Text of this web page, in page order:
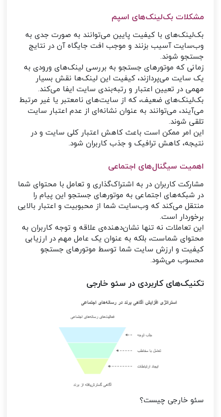
مشکلات بک‌لینک‌های اسپم
بک‌لینک‌های با کیفیت پایین می‌توانند به صورت جدی به
وب‌سایت آسیب بزنند و موجب افت جایگاه آن در نتایج
جستجو شوند.
زمانی که موتورهای جستجو به بررسی لینک‌های ورودی به
یک سایت می‌پردازند، کیفیت این لینک‌ها نقش بسیار
مهمی در تعیین اعتبار و رتبه‌بندی سایت ایفا می‌کند.
بک‌لینک‌های ضعیف، که از سایت‌های نامعتبر یا غیر مرتبط
می‌آیند، می‌توانند به عنوان نشانه‌ای از عدم اعتبار سایت
تلقی شوند.
این امر ممکن است باعث کاهش اعتبار کلی سایت و در
نتیجه، کاهش ترافیک و جذب کاربران شود.
اهمیت سیگنال‌های اجتماعی
مشارکت کاربران در به اشتراک‌گذاری و تعامل با محتوای شما
در شبکه‌های اجتماعی به موتورهای جستجو این پیام را
منتقل می‌کند که وب‌سایت شما از محبوبیت و اعتبار بالایی
برخوردار است.
این تعاملات نه تنها نشان‌دهنده‌ی علاقه و توجه کاربران به
محتوای شماست، بلکه به عنوان یک عامل مهم در ارزیابی
کیفیت و ارزش سایت شما توسط موتورهای جستجو
محسوب می‌شود.
تکنیک‌های کاربردی در سئو خارجی
سئو خارجی چیست؟